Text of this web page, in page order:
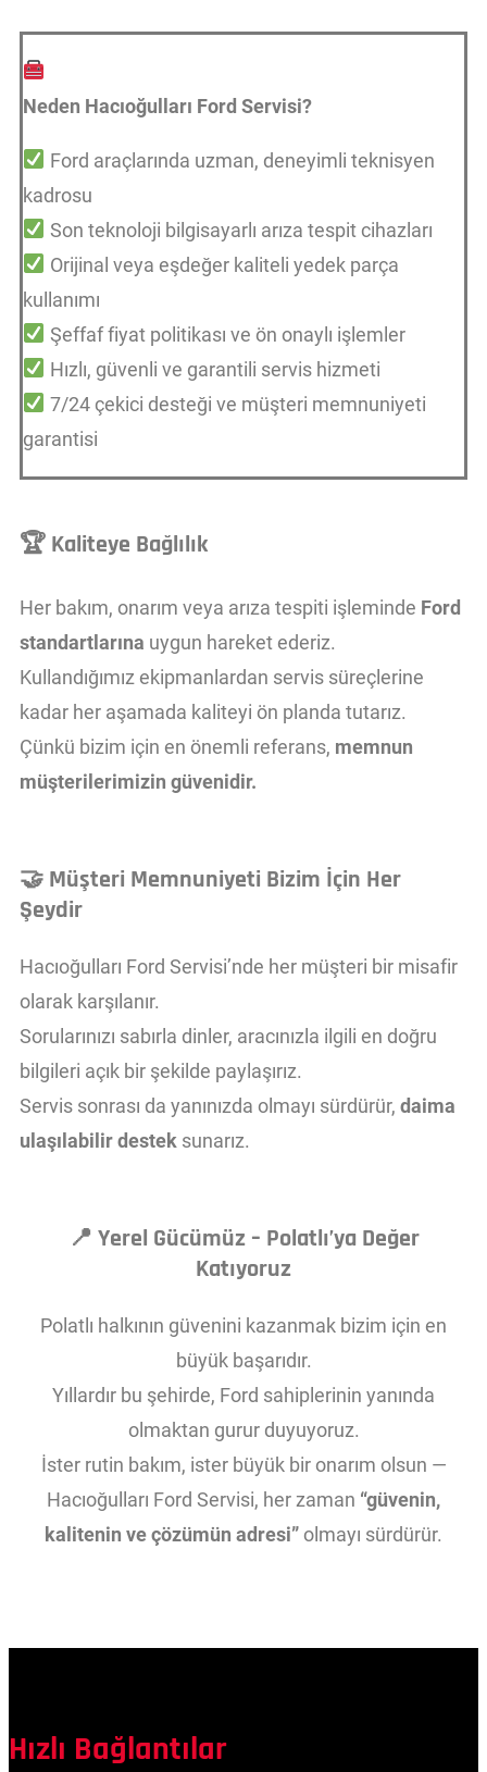
Neden Hacıoğulları Ford Servisi?
Ford araçlarında uzman, deneyimli teknisyen
kadrosu
Son teknoloji bilgisayarlı arıza tespit cihazları
Orijinal veya eşdeğer kaliteli yedek parça
kullanımı
Şeffaf fiyat politikası ve ön onaylı işlemler
Hızlı, güvenli ve garantili servis hizmeti
7/24 çekici desteği ve müşteri memnuniyeti
garantisi
🏆 Kaliteye Bağlılık
Her bakım, onarım veya arıza tespiti işleminde Ford
standartlarına uygun hareket ederiz.
Kullandığımız ekipmanlardan servis süreçlerine
kadar her aşamada kaliteyi ön planda tutarız.
Çünkü bizim için en önemli referans, memnun
müşterilerimizin güvenidir.
🤝 Müşteri Memnuniyeti Bizim İçin Her
Şeydir
Hacıoğulları Ford Servisi’nde her müşteri bir misafir
olarak karşılanır.
Sorularınızı sabırla dinler, aracınızla ilgili en doğru
bilgileri açık bir şekilde paylaşırız.
Servis sonrası da yanınızda olmayı sürdürür, daima
ulaşılabilir destek sunarız.
📍 Yerel Gücümüz – Polatlı’ya Değer
Katıyoruz
Polatlı halkının güvenini kazanmak bizim için en
büyük başarıdır.
Yıllardır bu şehirde, Ford sahiplerinin yanında
olmaktan gurur duyuyoruz.
İster rutin bakım, ister büyük bir onarım olsun —
Hacıoğulları Ford Servisi, her zaman “güvenin,
kalitenin ve çözümün adresi” olmayı sürdürür.
Hızlı Bağlantılar